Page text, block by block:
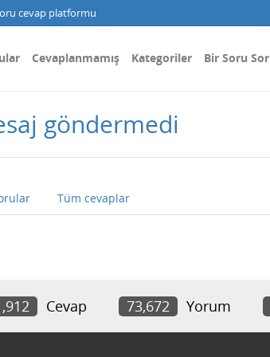
cevap platformu
Cevaplanmamış Kategoriler Bir Soru Sor
göndermedi
Tüm cevaplar
Cevap 73,672 Yorum